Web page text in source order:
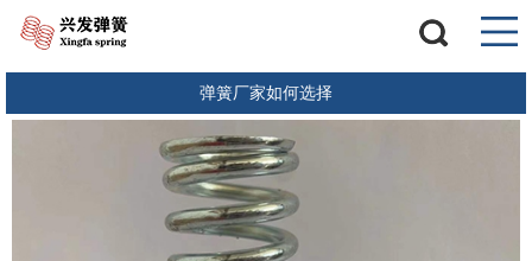
弹簧厂家如何选择